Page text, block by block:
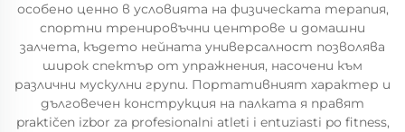
особено ценно в условията на физическата терапия,
спортни тренировъчни центрове и домашни
залчета, където нейната универсалност позволява
широк спектър от упражнения, насочени към
различни мускулни групи. Портативният характер и
дълговечен конструкция на палката я правят
praktičen izbor za profesionalni atleti i entuziasti po fitness,